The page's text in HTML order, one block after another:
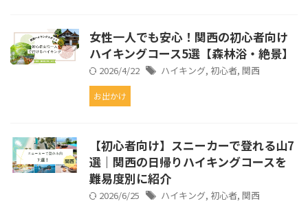
女性一人でも安心！関西の初心者向け
ハイキングコース5選【森林浴・絶景】
2026/4/22 ハイキング, 初心者, 関西
お出かけ
【初心者向け】スニーカーで登れる山7
選｜関西の日帰りハイキングコースを
難易度別に紹介
2026/6/25 ハイキング, 初心者, 関西